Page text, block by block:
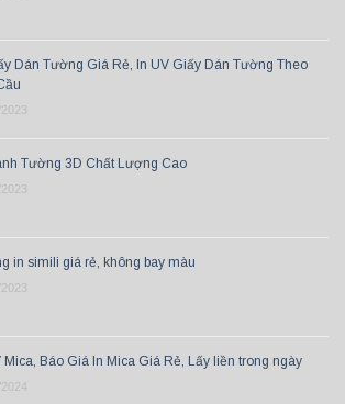
Dán Tường Giá Rẻ, In UV Giấy Dán Tường Theo
Tường 3D Chất Lượng Cao
in simili giá rẻ, không bay màu
2023
Mica, Báo Giá In Mica Giá Rẻ, Lấy liền trong ngày